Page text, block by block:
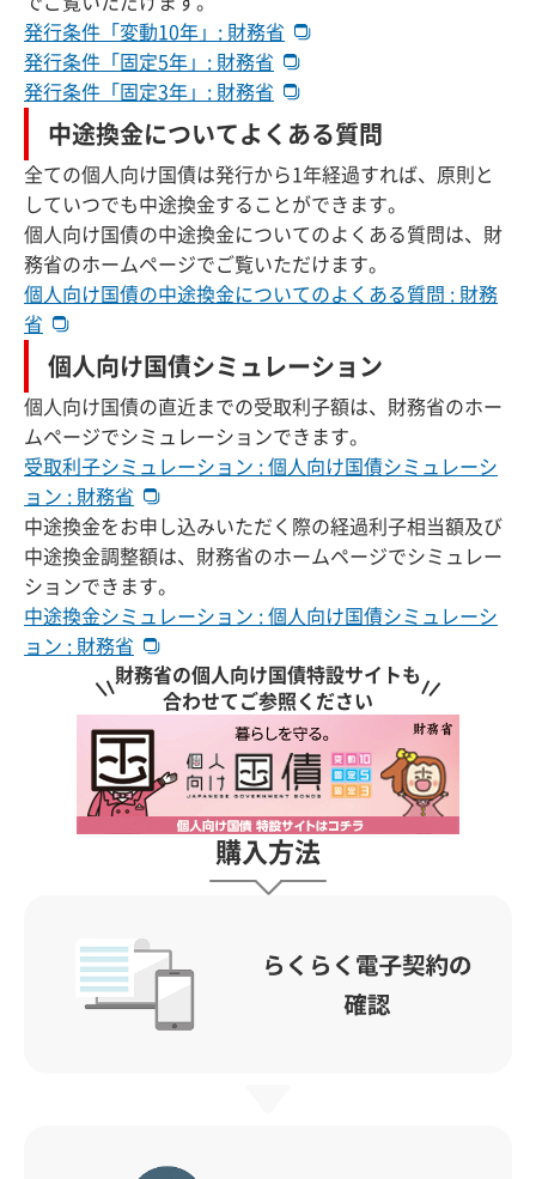
発行条件「変動10年」: 財務省
発行条件「固定5年」: 財務省
発行条件「固定3年」: 財務省
中途換金についてよくある質問
全ての個人向け国債は発行から1年経過すれば、原則と
していつでも中途換金することができます。
個人向け国債の中途換金についてのよくある質問は、財
務省のホームページでご覧いただけます。
個人向け国債の中途換金についてのよくある質問 : 財務
省
個人向け国債シミュレーション
個人向け国債の直近までの受取利子額は、財務省のホー
ムページでシミュレーションできます。
受取利子シミュレーション : 個人向け国債シミュレーシ
ョン : 財務省
中途換金をお申し込みいただく際の経過利子相当額及び
中途換金調整額は、財務省のホームページでシミュレー
ションできます。
中途換金シミュレーション : 個人向け国債シミュレーシ
ョン : 財務省
財務省の個人向け国債特設サイトも
合わせてご参照ください
購入方法